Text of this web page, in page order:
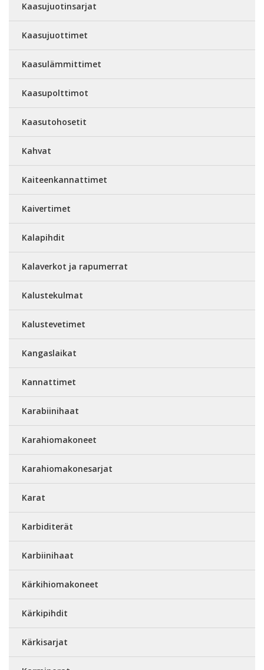
Kaasujuotinsarjat
Kaasujuottimet
Kaasulämmittimet
Kaasupolttimot
Kaasutohosetit
Kahvat
Kaiteenkannattimet
Kaivertimet
Kalapihdit
Kalaverkot ja rapumerrat
Kalustekulmat
Kalustevetimet
Kangaslaikat
Kannattimet
Karabiinihaat
Karahiomakoneet
Karahiomakonesarjat
Karat
Karbiditerät
Karbiinihaat
Kärkihiomakoneet
Kärkipihdit
Kärkisarjat